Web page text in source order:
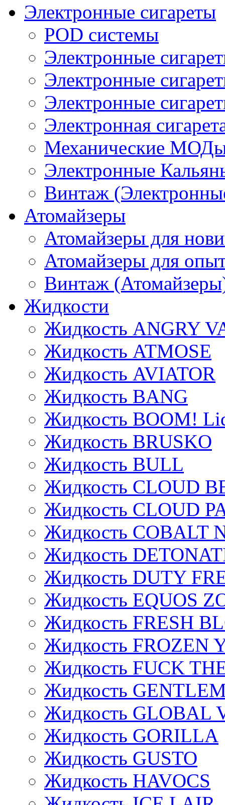
Электронные сигареты
POD системы
Электронные
Электронные
Электронные
Электронная
Механические
Электронные
Винтаж
Атомайзеры
Атомайзеры для
Атомайзеры для
Винтаж
Жидкости
Жидкость ANGRY
Жидкость ATMOSE
Жидкость AVIATOR
Жидкость BANG
Жидкость BOOM!
Жидкость BRUSKO
Жидкость BULL
Жидкость CLOUD
Жидкость CLOUD
Жидкость COBALT
Жидкость
Жидкость DUTY
Жидкость EQUOS
Жидкость FRESH
Жидкость FROZEN
Жидкость FUCK
Жидкость
Жидкость GLOBAL
Жидкость GORILLA
Жидкость GUSTO
Жидкость HAVOCS